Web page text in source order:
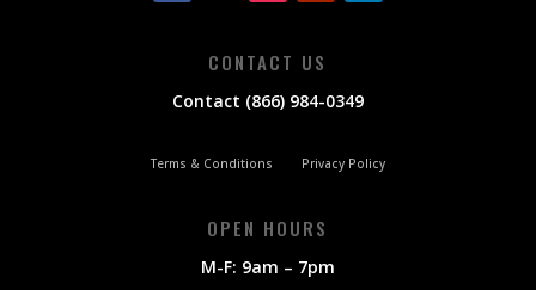
CONTACT US
Contact (866) 984-0349
Terms & Conditions Privacy Policy
OPEN HOURS
M-F: 9am – 7pm